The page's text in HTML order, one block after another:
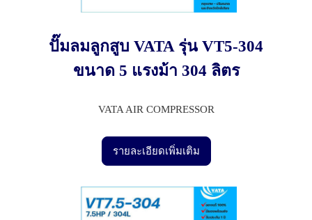
ปั๊มลมลูกสูบ VATA รุ่น VT5-304
ขนาด 5 แรงม้า 304 ลิตร
VATA AIR COMPRESSOR
รายละเอียดเพิ่มเติม